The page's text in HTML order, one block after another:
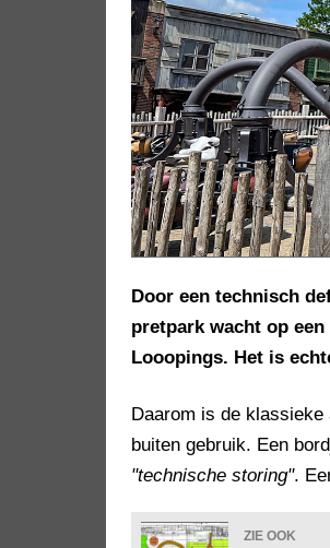
Door een technisch
pretpark wacht op
Looopings. Het is
Daarom is de
buiten gebruik. Een
"technische storing".
ZIE OOK